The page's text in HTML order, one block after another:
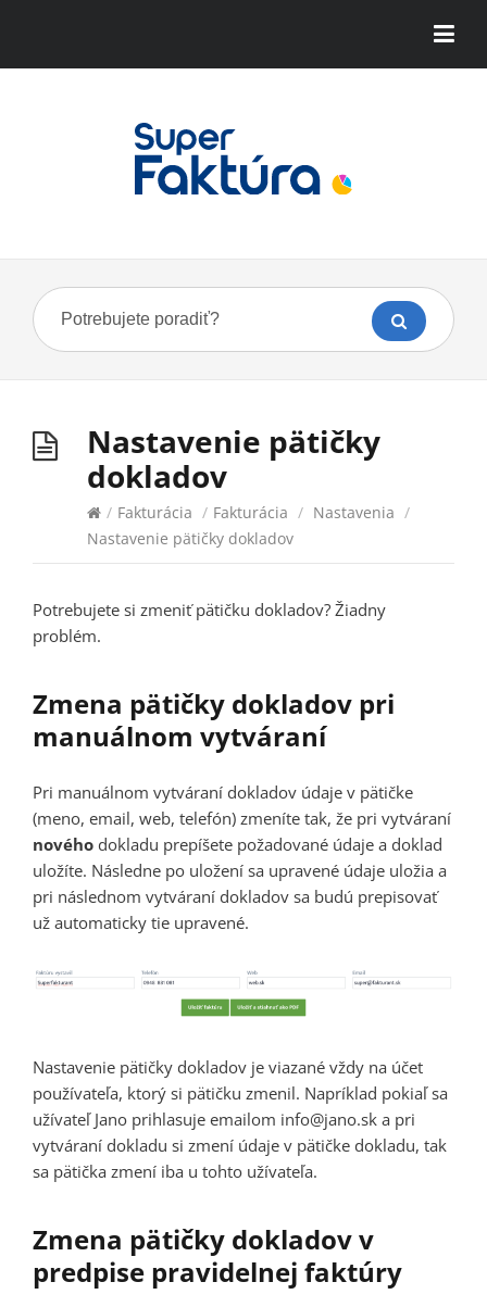
Nastavenie pätičky
dokladov
/ Fakturácia / Fakturácia / Nastavenia /
Nastavenie pätičky dokladov
Potrebujete si zmeniť pätičku dokladov? Žiadny
problém.
Zmena pätičky dokladov pri
manuálnom vytváraní
Pri manuálnom vytváraní dokladov údaje v pätičke
(meno, email, web, telefón) zmeníte tak, že pri vytváraní
nového dokladu prepíšete požadované údaje a doklad
uložíte. Následne po uložení sa upravené údaje uložia a
pri následnom vytváraní dokladov sa budú prepisovať
už automaticky tie upravené.
Nastavenie pätičky dokladov je viazané vždy na účet
používateľa, ktorý si pätičku zmenil. Napríklad pokiaľ sa
užívateľ Jano prihlasuje emailom info@jano.sk a pri
vytváraní dokladu si zmení údaje v pätičke dokladu, tak
sa pätička zmení iba u tohto užívateľa.
Zmena pätičky dokladov v
predpise pravidelnej faktúry